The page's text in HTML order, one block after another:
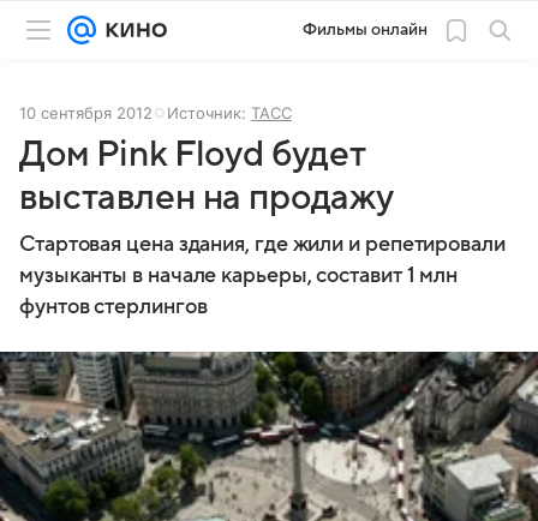
Фильмы онлайн
10 сентября 2012 Источник: ТАСС
Дом Pink Floyd будет
выставлен на продажу
Стартовая цена здания, где жили и репетировали
музыканты в начале карьеры, составит 1 млн
фунтов стерлингов